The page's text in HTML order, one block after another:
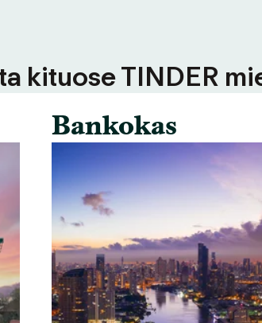
kituose TINDER
Bankokas